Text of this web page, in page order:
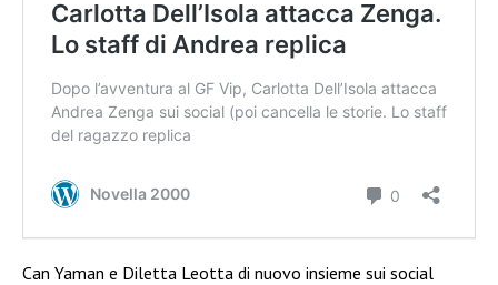
Can Yaman e Diletta Leotta di nuovo insieme sui social